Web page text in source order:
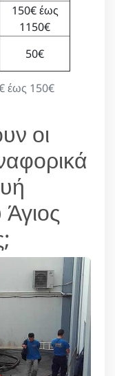
έως 150€
150€ έως
1150€
50€
οι